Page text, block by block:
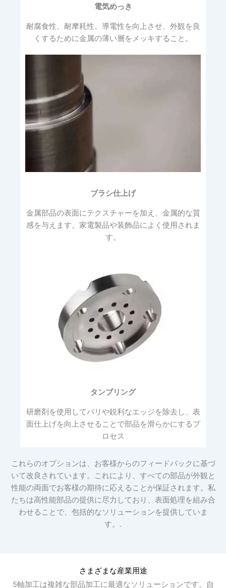
電気めっき
耐腐食性、耐摩耗性、導電性を向上させ、外観を良
くするために金属の薄い層をメッキすること。
ブラシ仕上げ
金属部品の表面にテクスチャーを加え、金属的な質
感を与えます。家電製品や装飾品によく使用されま
す。
タンブリング
研磨剤を使用してバリや鋭利なエッジを除去し、表
面仕上げを向上させることで部品を滑らかにするプ
ロセス
これらのオプションは、お客様からのフィードバックに基づ
いて改良されています。これにより、すべての部品が外観と
性能の両面でお客様の期待に応えることが保証されます。私
たちは高性能部品の提供に尽力しており、表面処理を組み合
わせることで、包括的なソリューションを提供していま
す。.
さまざまな産業用途
5軸加工は複雑な部品加工に最適なソリューションです。自